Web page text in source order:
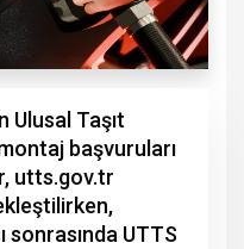
Ulusal Taşıt
başvuruları
utts.gov.tr
sonrasında UTTS